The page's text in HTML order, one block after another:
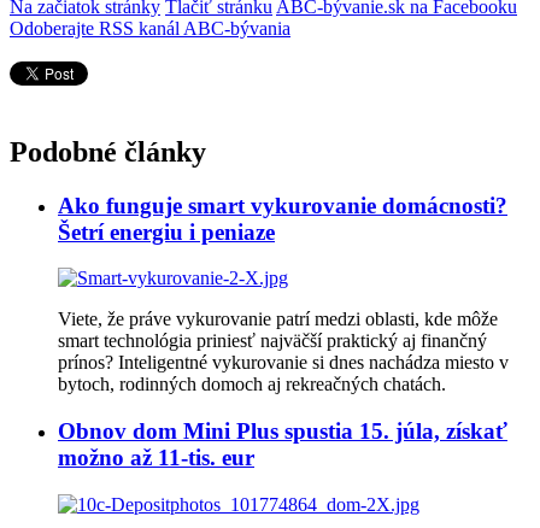
Na začiatok stránky Tlačiť stránku ABC-bývanie.sk na Facebooku
Odoberajte RSS kanál ABC-bývania
Podobné články
Ako funguje smart vykurovanie domácnosti?
Šetrí energiu i peniaze
Viete, že práve vykurovanie patrí medzi oblasti, kde môže
smart technológia priniesť najväčší praktický aj finančný
prínos? Inteligentné vykurovanie si dnes nachádza miesto v
bytoch, rodinných domoch aj rekreačných chatách.
Obnov dom Mini Plus spustia 15. júla, získať
možno až 11-tis. eur